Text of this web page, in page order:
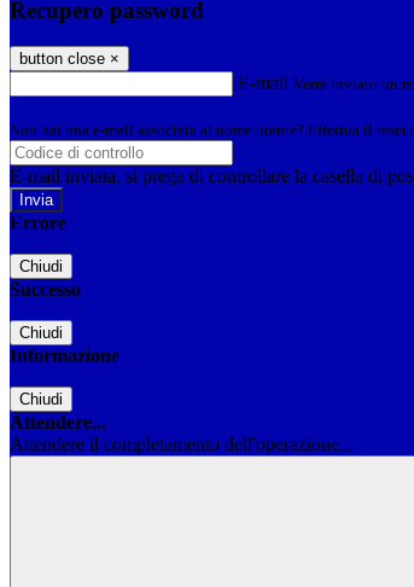
Recupero password
button close ×
E-mail Verrà inviato un
Non hai una e-mail associata al nome utente? Effettua il reset
E-mail inviata, si prega di controllare la casella di
Errore
Chiudi
Successo
Chiudi
Informazione
Chiudi
Attendere...
Attendere il completamento dell'operazione...